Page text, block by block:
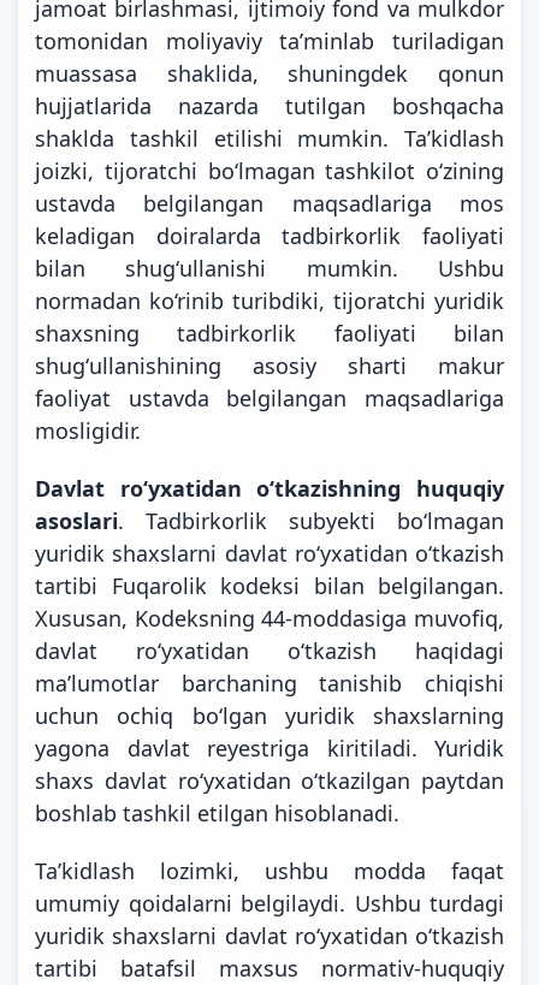
jamoat birlashmasi, ijtimoiy fond va mulkdor
tomonidan moliyaviy taʼminlab turiladigan
muassasa shaklida, shuningdek qonun
hujjatlarida nazarda tutilgan boshqacha
shaklda tashkil etilishi mumkin. Ta’kidlash
joizki, tijoratchi boʻlmagan tashkilot oʻzining
ustavda belgilangan maqsadlariga mos
keladigan doiralarda tadbirkorlik faoliyati
bilan shugʻullanishi mumkin. Ushbu
normadan ko‘rinib turibdiki, tijoratchi yuridik
shaxsning tadbirkorlik faoliyati bilan
shugʻullanishining asosiy sharti makur
faoliyat ustavda belgilangan maqsadlariga
mosligidir.
Davlat ro‘yxatidan o‘tkazishning huquqiy
asoslari. Tadbirkorlik subyekti bo‘lmagan
yuridik shaxslarni davlat ro‘yxatidan o‘tkazish
tartibi Fuqarolik kodeksi bilan belgilangan.
Xususan, Kodeksning 44-moddasiga muvofiq,
davlat roʻyxatidan oʻtkazish haqidagi
maʼlumotlar barchaning tanishib chiqishi
uchun ochiq boʻlgan yuridik shaxslarning
yagona davlat reyestriga kiritiladi. Yuridik
shaxs davlat roʻyxatidan oʻtkazilgan paytdan
boshlab tashkil etilgan hisoblanadi.
Ta’kidlash lozimki, ushbu modda faqat
umumiy qoidalarni belgilaydi. Ushbu turdagi
yuridik shaxslarni davlat ro‘yxatidan o‘tkazish
tartibi batafsil maxsus normativ-huquqiy